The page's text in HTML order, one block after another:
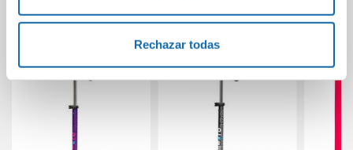
Rechazar todas
También podría gustarte...